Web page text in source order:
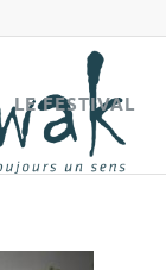
LE FESTIVAL